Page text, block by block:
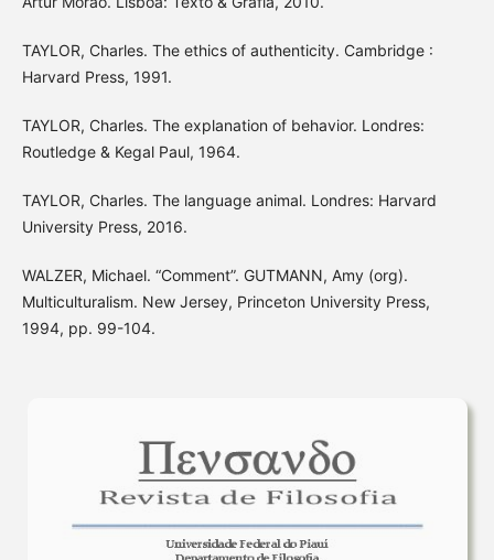
TAYLOR, Charles. The ethics of authenticity. Cambridge :
Harvard Press, 1991.
TAYLOR, Charles. The explanation of behavior. Londres:
Routledge & Kegal Paul, 1964.
TAYLOR, Charles. The language animal. Londres: Harvard
University Press, 2016.
WALZER, Michael. “Comment”. GUTMANN, Amy (org).
Multiculturalism. New Jersey, Princeton University Press,
1994, pp. 99-104.